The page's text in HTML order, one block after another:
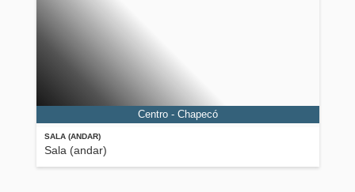
SALA (ANDAR)
Sala (andar)
Centro - Chapecó